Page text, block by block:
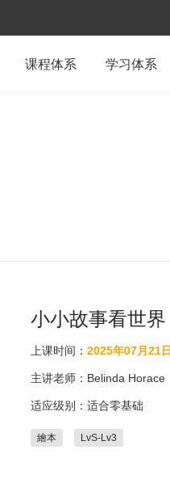
课程体系 学习体系
小小故事看世
上课时间： 2025年07月21日
主讲老师：Belinda Horace
适应级别：适合零基础
繪本 LvS-Lv3